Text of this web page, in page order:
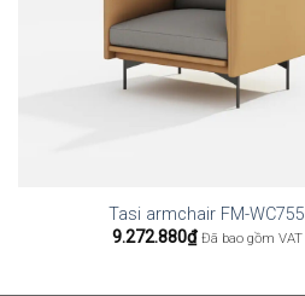
Tasi armchair FM-WC755
9.272.880₫ Đã bao gồm VAT